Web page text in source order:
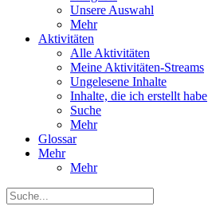
Unsere Auswahl
Mehr
Aktivitäten
Alle Aktivitäten
Meine Aktivitäten-Streams
Ungelesene Inhalte
Inhalte, die ich erstellt habe
Suche
Mehr
Glossar
Mehr
Mehr